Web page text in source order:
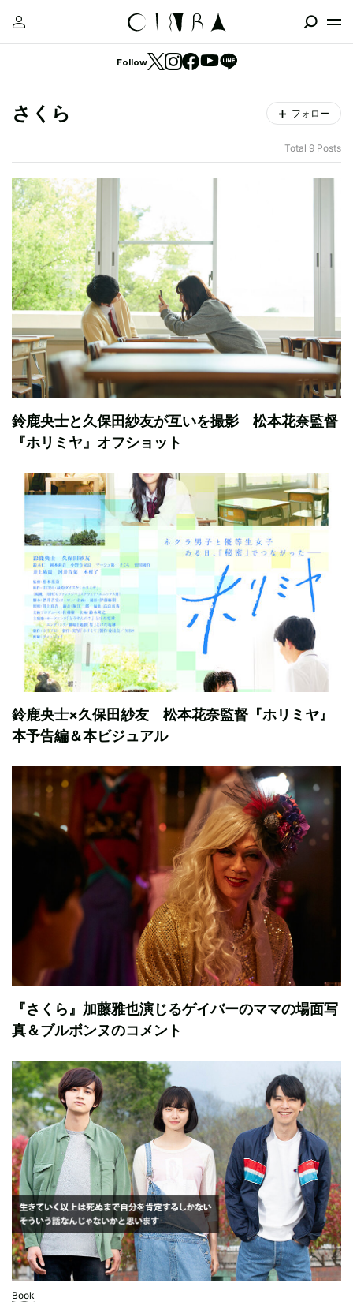
Follow
さくら フォロー
Total 9 Posts
鈴鹿央士と久保田紗友が互いを撮影 松本花奈監督
『ホリミヤ』オフショット
鈴鹿央士×久保田紗友 松本花奈監督『ホリミヤ』
本予告編＆本ビジュアル
『さくら』加藤雅也演じるゲイバーのママの場面写
真＆ブルボンヌのコメント
Book